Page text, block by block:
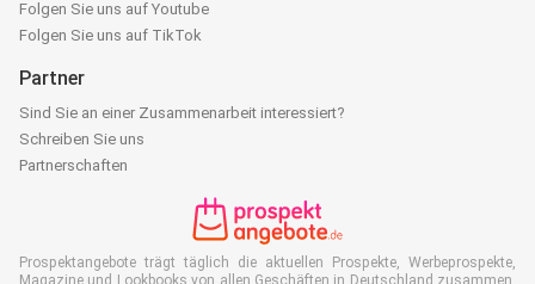
Folgen Sie uns auf Youtube
Folgen Sie uns auf TikTok
Partner
Sind Sie an einer Zusammenarbeit interessiert?
Schreiben Sie uns
Partnerschaften
Prospektangebote trägt täglich die aktuellen Prospekte, Werbeprospekte,
Magazine und Lookbooks von allen Geschäften in Deutschland zusammen.